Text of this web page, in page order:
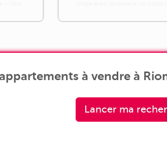
à vendre à
Lancer ma